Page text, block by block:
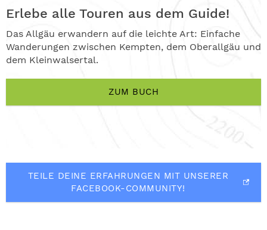
Erlebe alle Touren aus dem Guide!
Das Allgäu erwandern auf die leichte Art: Einfache
Wanderungen zwischen Kempten, dem Oberallgäu und
dem Kleinwalsertal.
ZUM BUCH
TEILE DEINE ERFAHRUNGEN MIT UNSERER
FACEBOOK-COMMUNITY!